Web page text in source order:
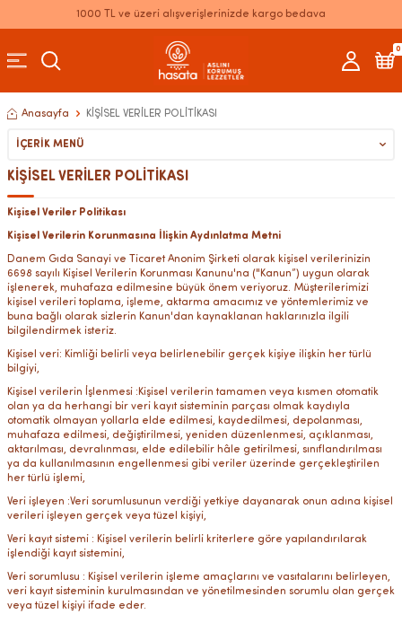
1000 TL ve üzeri alışverişlerinizde kargo bedava
0
Anasayfa KİŞİSEL VERİLER POLİTİKASI
İÇERIK MENÜ
KİŞİSEL VERİLER POLİTİKASI
Kişisel Veriler Politikası
Kişisel Verilerin Korunmasına İlişkin Aydınlatma Metni
Danem Gıda Sanayi ve Ticaret Anonim Şirketi olarak kişisel verilerinizin
6698 sayılı Kişisel Verilerin Korunması Kanunu'na ("Kanun”) uygun olarak
işlenerek, muhafaza edilmesine büyük önem veriyoruz. Müşterilerimizi
kişisel verileri toplama, işleme, aktarma amacımız ve yöntemlerimiz ve
buna bağlı olarak sizlerin Kanun'dan kaynaklanan haklarınızla ilgili
bilgilendirmek isteriz.
Kişisel veri: Kimliği belirli veya belirlenebilir gerçek kişiye ilişkin her türlü
bilgiyi,
Kişisel verilerin İşlenmesi :Kişisel verilerin tamamen veya kısmen otomatik
olan ya da herhangi bir veri kayıt sisteminin parçası olmak kaydıyla
otomatik olmayan yollarla elde edilmesi, kaydedilmesi, depolanması,
muhafaza edilmesi, değiştirilmesi, yeniden düzenlenmesi, açıklanması,
aktarılması, devralınması, elde edilebilir hâle getirilmesi, sınıflandırılması
ya da kullanılmasının engellenmesi gibi veriler üzerinde gerçekleştirilen
her türlü işlemi,
Veri işleyen :Veri sorumlusunun verdiği yetkiye dayanarak onun adına kişisel
verileri işleyen gerçek veya tüzel kişiyi,
Veri kayıt sistemi : Kişisel verilerin belirli kriterlere göre yapılandırılarak
işlendiği kayıt sistemini,
Veri sorumlusu : Kişisel verilerin işleme amaçlarını ve vasıtalarını belirleyen,
veri kayıt sisteminin kurulmasından ve yönetilmesinden sorumlu olan gerçek
veya tüzel kişiyi ifade eder.